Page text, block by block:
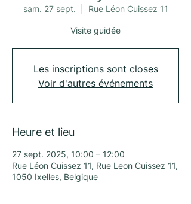
sam. 27 sept. Rue Léon Cuissez 11
Visite guidée
Les inscriptions sont closes
Voir d'autres événements
Heure et lieu
27 sept. 2025, 10:00 – 12:00
Rue Léon Cuissez 11, Rue Leon Cuissez 11,
1050 Ixelles, Belgique